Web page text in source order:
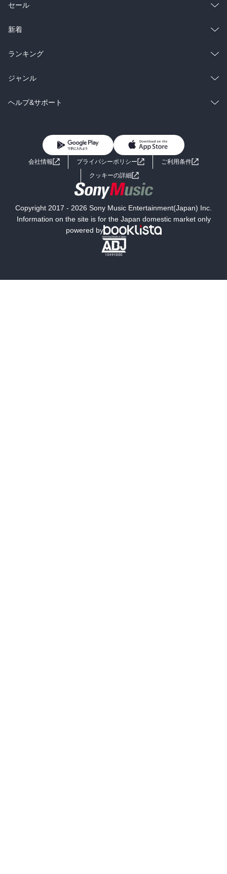
総合
ラノベ
雑誌・グラビア
BL・TL
セール
総合
ラノベ
雑誌・グラビア
BL・TL
新着
総合
ラノベ
雑誌・グラビア
ランキング
総合
ラノベ
ジャンル
コミック
ライトノベル 男子向けラノベ
小説
海外小説
ミステリー SF
文学
ヘルプ&サポート
よくあるご質問 お問い合わせ
会社情報 プライバシーポリシー
ご利用条件
クッキーの詳細
Copyright 2017 - 2026 Sony Music Entertainment(Japan) Inc.
Information on the site is for the Japan domestic market only
powered by